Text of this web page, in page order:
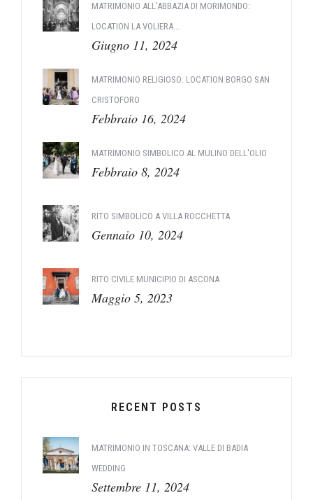
MATRIMONIO ALL’ABBAZIA DI MORIMONDO:
LOCATION LA VOLIERA...
Giugno 11, 2024
MATRIMONIO RELIGIOSO: LOCATION BORGO SAN
CRISTOFORO
Febbraio 16, 2024
MATRIMONIO SIMBOLICO AL MULINO DELL'OLIO
Febbraio 8, 2024
RITO SIMBOLICO A VILLA ROCCHETTA
Gennaio 10, 2024
RITO CIVILE MUNICIPIO DI ASCONA
Maggio 5, 2023
RECENT POSTS
MATRIMONIO IN TOSCANA: VALLE DI BADIA
WEDDING
Settembre 11, 2024